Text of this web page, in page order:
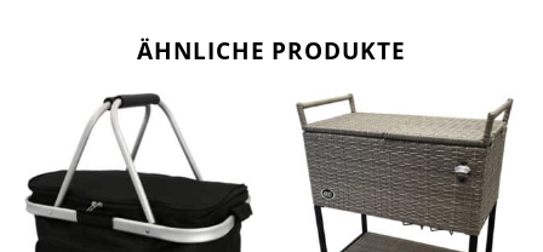
ÄHNLICHE PRODUKTE